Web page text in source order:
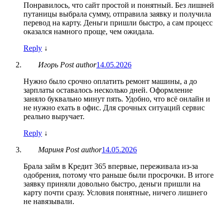
Понравилось, что сайт простой и понятный. Без лишней
путаницы выбрала сумму, отправила заявку и получила
перевод на карту. Деньги пришли быстро, а сам процесс
оказался намного проще, чем ожидала.
Reply ↓
Игорь Post author14.05.2026
Нужно было срочно оплатить ремонт машины, а до
зарплаты оставалось несколько дней. Оформление
заняло буквально минут пять. Удобно, что всё онлайн и
не нужно ехать в офис. Для срочных ситуаций сервис
реально выручает.
Reply ↓
Мариня Post author14.05.2026
Брала займ в Кредит 365 впервые, переживала из-за
одобрения, потому что раньше были просрочки. В итоге
заявку приняли довольно быстро, деньги пришли на
карту почти сразу. Условия понятные, ничего лишнего
не навязывали.